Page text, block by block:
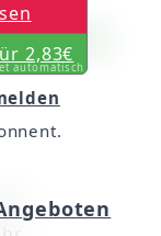
Weg
2,83€
automatisch